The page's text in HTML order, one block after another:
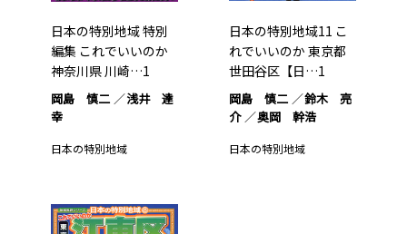
日本の特別地域 特別
編集 これでいいのか
神奈川県 川崎…1
岡島 慎二
浅井 達
幸
日本の特別地域
日本の特別地域11 こ
れでいいのか 東京都
世田谷区【日…1
岡島 慎二
鈴木 亮
介
奥岡 幹浩
日本の特別地域